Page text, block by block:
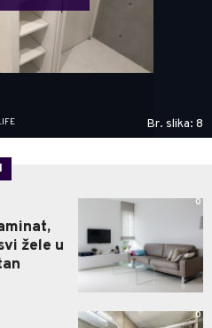
Br. slika: 8
žele u
0
0